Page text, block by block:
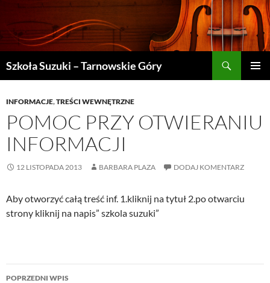
Szkoła Suzuki – Tarnowskie Góry
TREŚCI
INFORMACJE,TREŚCI WEWNĘTRZNE
POMOC PRZY OTWIERANIU
INFORMACJI
12 LISTOPADA 2013 BARBARA PLAZA DODAJ KOMENTARZ
Aby otworzyć całą treść inf. 1.kliknij na tytuł 2.po otwarciu
strony kliknij na napis” szkola suzuki”
Nawigacja
POPRZEDNI WPIS